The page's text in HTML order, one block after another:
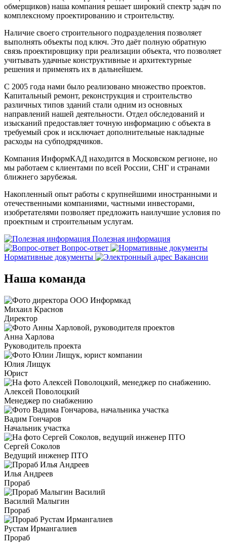
обмерщиков) наша компания решает широкий спектр задач по
комплексному проектированию и строительству.
Наличие своего строительного подразделения позволяет
выполнять объекты под ключ. Это даёт полную обратную
связь проектировщику при реализации объекта, что позволяет
учитывать удачные конструктивные и архитектурные
решения и применять их в дальнейшем.
С 2005 года нами было реализовано множество проектов.
Капитальный ремонт, реконструкция и строительство
различных типов зданий стали одним из основных
направлений нашей деятельности. Отдел обследований и
изысканий предоставляет точную информацию с объекта в
требуемый срок и исключает дополнительные накладные
расходы на субподрядчиков.
Компания ИнформКАД находится в Московском регионе, но
мы работаем с клиентами по всей России, СНГ и странами
ближнего зарубежья.
Накопленный опыт работы с крупнейшими иностранными и
отечественными компаниями, частными инвесторами,
изобретателями позволяет предложить наилучшие условия по
проектным и строительным услугам.
Полезная информация
Вопрос-ответ
Нормативные документы
Вакансии
Наша команда
Михаил Краснов
Директор
Анна Харлова
Руководитель проекта
Юлия Лищук
Юрист
Алексей Поволоцкий
Менеджер по снабжению
Вадим Гончаров
Начальник участка
Сергей Соколов
Ведущий инженер ПТО
Илья Андреев
Прораб
Василий Малыгин
Прораб
Рустам Ирмангалиев
Прораб